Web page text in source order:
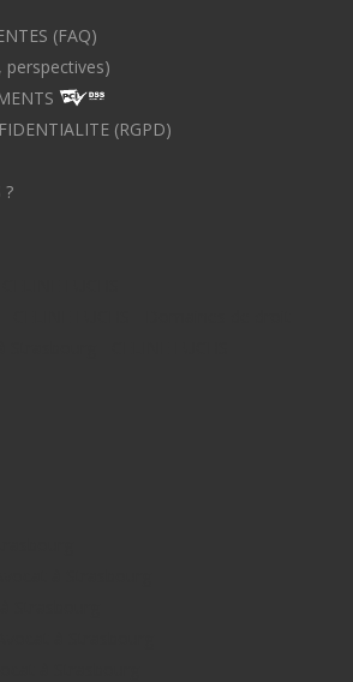
(FAQ)
perspectives)
(RGPD)
?